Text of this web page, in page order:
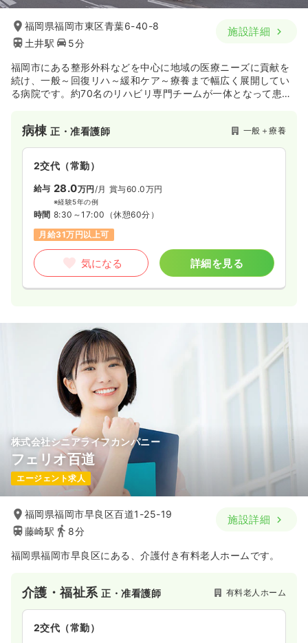
福岡県福岡市東区青葉6-40-8
土井駅
5分
施設詳細
福岡市にある整形外科などを中心に地域の医療ニーズに貢献を
続け、一般～回復リハ～緩和ケア～療養まで幅広く展開してい
る病院です。約70名のリハビリ専門チームが一体となって患者
病棟正・准看護師 一般＋療養
2交代（常勤）
給与 28.0万円/月 賞与60.0万円
※経験5年の例
時間 8:30～17:00 （休憩60分）
月給31万円以上可
気になる 詳細を見る
株式会社シニアライフカンパニー
フェリオ百道
エージェント求人
福岡県福岡市早良区百道1-25-19
藤崎駅
8分
施設詳細
福岡県福岡市早良区にある、介護付き有料老人ホームです。
介護・福祉系正・准看護師 有料老人ホーム
2交代（常勤）